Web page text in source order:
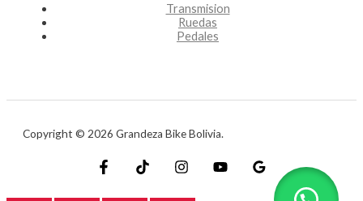
Transmision
Ruedas
Pedales
Copyright © 2026 Grandeza Bike Bolivia.